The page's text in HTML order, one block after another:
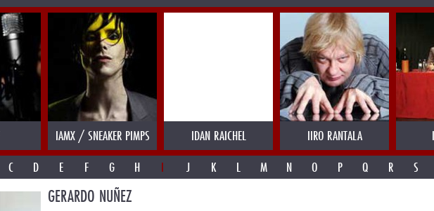
IAMX / SNEAKER PIMPS IDAN RAICHEL IIRO RANTALA
C D E F G H I J K L M N O P Q R S
GERARDO NUÑEZ